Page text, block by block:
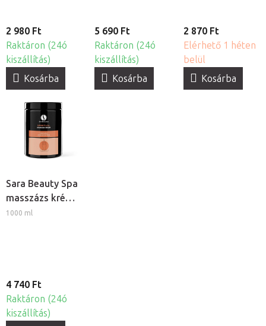
2 980 Ft
Raktáron (24ó
kiszállítás)
Kosárba
5 690 Ft
Raktáron (24ó
kiszállítás)
Kosárba
2 870 Ft
Elérhető 1 héten
belül
Kosárba
Sara Beauty Spa
masszázs krém -
Spiritual
1000 ml
4 740 Ft
Raktáron (24ó
kiszállítás)